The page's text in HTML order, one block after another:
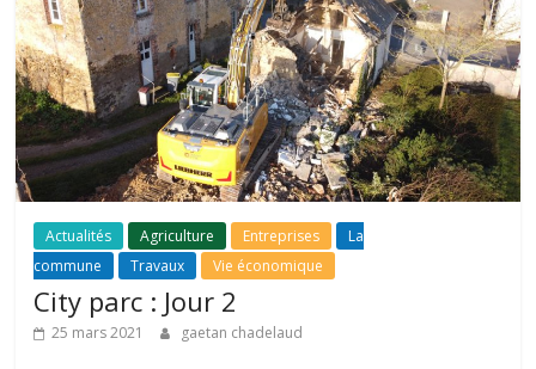
Actualités Agriculture Entreprises
La
commune
Travaux Vie économique
City parc : Jour 2
25 mars 2021 gaetan chadelaud